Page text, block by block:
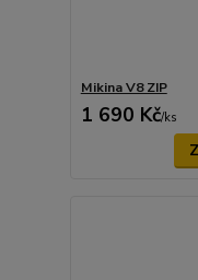
Mikina V8 ZIP
1 690 Kč/ks